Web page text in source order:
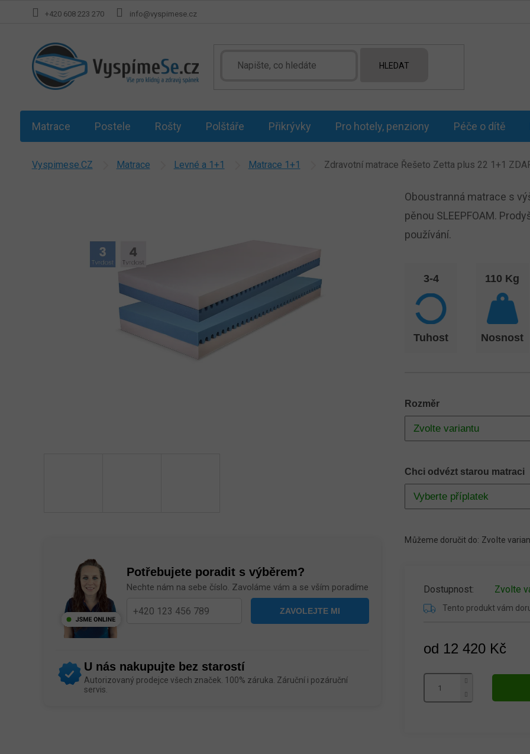
+420 608 223 270 info@vyspimese.cz
HLEDAT
Matrace Postele Rošty Polštáře Přikrývky Pro hotely, penziony Péče o dítě
Vyspimese.CZ Matrace Levné a 1+1 Matrace 1+1 Zdravotní matrace Řešeto Zetta plus 22 1+1
Potřebujete poradit s výběrem?
Nechte nám na sebe číslo. Zavoláme vám a se vším poradíme
U nás nakupujte bez starostí
Autorizovaný prodejce všech značek. 100% záruka. Záruční i pozáruční
servis.
od 12 420 Kč
Zvolte
Tento produkt vám
Rozměr
Chci odvézt starou matraci
Můžeme doručit do: Zvolte
Oboustranná matrace s
pěnou SLEEPFOAM.
používání.
3-4
Tuhost
110 Kg
Nosnost